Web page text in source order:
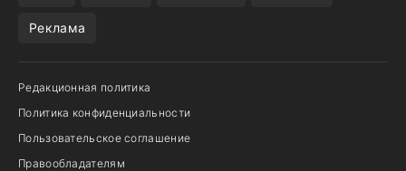
Реклама
Редакционная политика
Политика конфиденциальности
Пользовательское соглашение
Правообладателям